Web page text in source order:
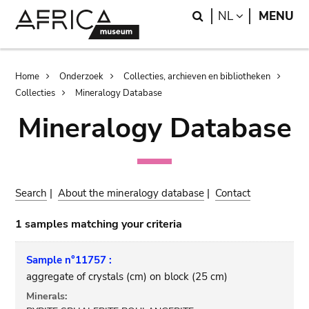
Search
NL LANGUAGE
MENU
Breadcrumb
Home Onderzoek
Collecties, archieven en bibliotheken
Collecties
Mineralogy Database
Mineralogy Database
Search |About the mineralogy database | Contact
1 samples matching your criteria
Sample n°11757 :
aggregate of crystals (cm) on block (25 cm)
Minerals: